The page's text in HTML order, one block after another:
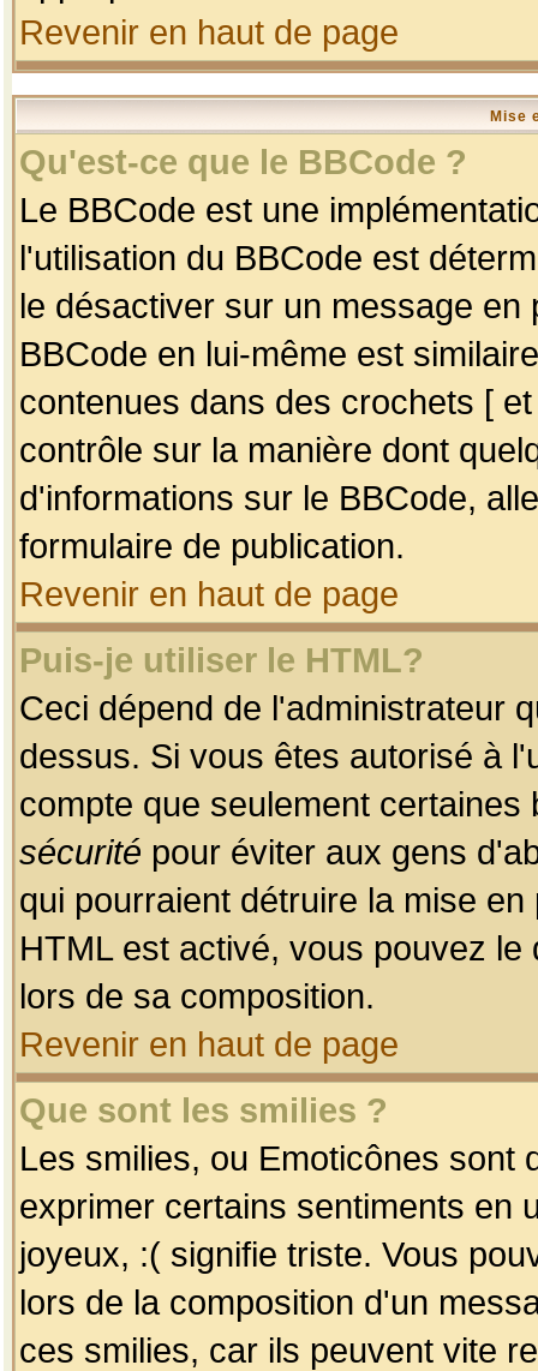
Revenir en haut de page
Mise
Qu'est-ce que le BBCode ?
Le BBCode est une
l'utilisation du BBCode est
le désactiver sur un message
BBCode en lui-même est
contenues dans des crochets [
contrôle sur la manière dont
d'informations sur le BBCode,
formulaire de publication.
Revenir en haut de page
Puis-je utiliser le HTML?
Ceci dépend de l'administrateur
dessus. Si vous êtes autorisé à
compte que seulement
sécurité pour éviter aux gens
qui pourraient détruire la mise
HTML est activé, vous pouvez
lors de sa composition.
Revenir en haut de page
Que sont les smilies ?
Les smilies, ou Emoticônes sont
exprimer certains sentiments en
joyeux, :( signifie triste. Vous
lors de la composition d'un
ces smilies, car ils peuvent vite